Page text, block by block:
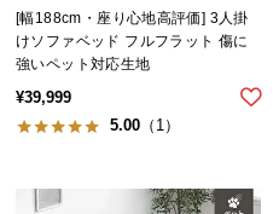
知
ら
せ
[幅188cm・座り心地高評価] 3人掛
けソファベッド フルフラット 傷に
強いペット対応生地
¥39,999
5.00 （1）